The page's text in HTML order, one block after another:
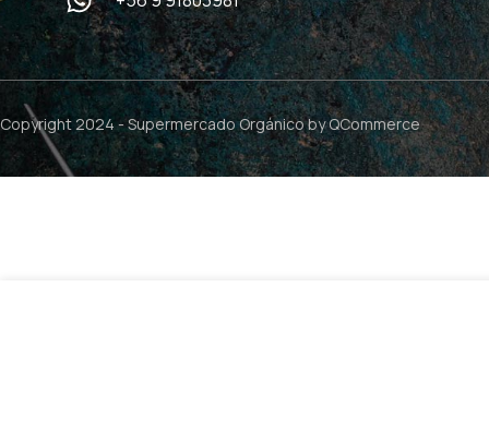
Copyright 2024 -Supermercado Orgánicoby QCommerce